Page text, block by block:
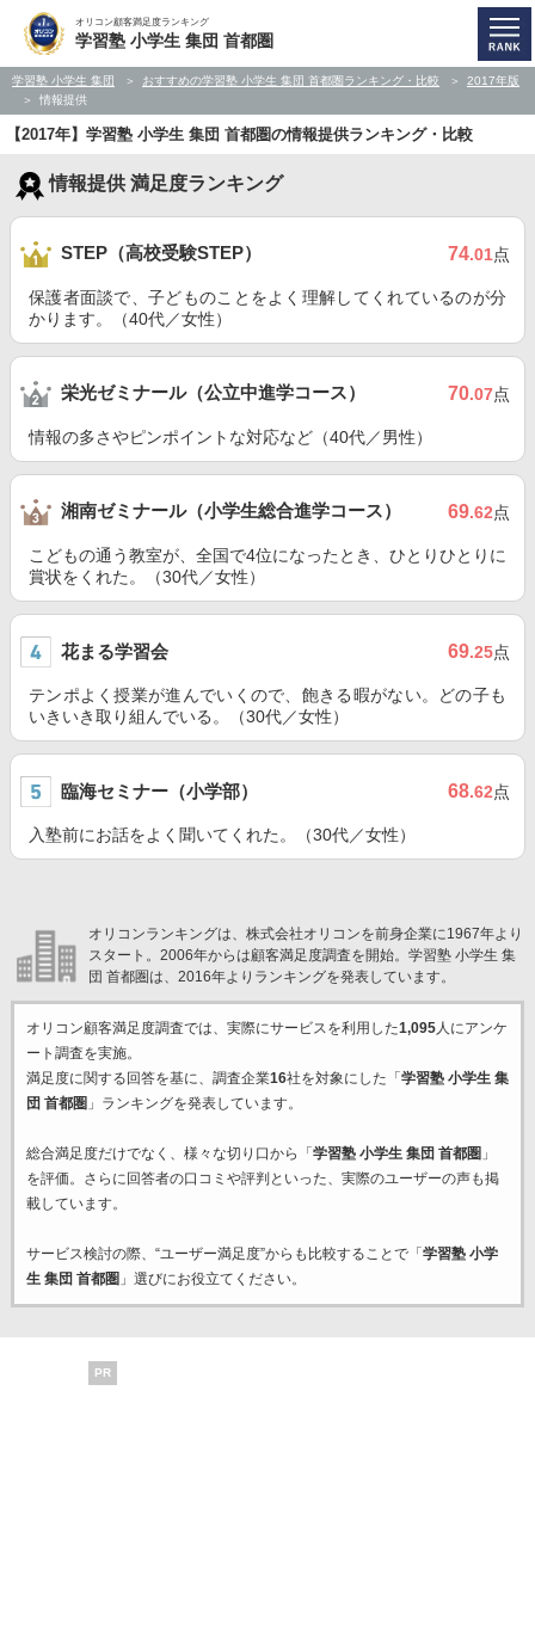
オリコン顧客満足度ランキング
学習塾 小学生 集団 首都圏
学習塾 小学生 集団 おすすめの学習塾 小学生 集団 首都圏ランキング・比較
2017年版
情報提供
【2017年】学習塾 小学生 集団 首都圏の情報提供ランキング・比較
情報提供 満足度ランキング
STEP（高校受験STEP） 74.01点
保護者面談で、子どものことをよく理解してくれているのが分
かります。（40代／女性）
栄光ゼミナール（公立中進学コース） 70.07点
情報の多さやピンポイントな対応など（40代／男性）
湘南ゼミナール（小学生総合進学コース） 69.62点
こどもの通う教室が、全国で4位になったとき、ひとりひとりに
賞状をくれた。（30代／女性）
花まる学習会 69.25点
テンポよく授業が進んでいくので、飽きる暇がない。どの子も
いきいき取り組んでいる。（30代／女性）
臨海セミナー（小学部） 68.62点
入塾前にお話をよく聞いてくれた。（30代／女性）
オリコンランキングは、株式会社オリコンを前身企業に1967年より
スタート。2006年からは顧客満足度調査を開始。学習塾 小学生 集
団 首都圏は、2016年よりランキングを発表しています。
オリコン顧客満足度調査では、実際にサービスを利用した1,095人にアンケ
ート調査を実施。
満足度に関する回答を基に、調査企業16社を対象にした「 学習塾 小学生 集
団 首都圏 」ランキングを発表しています。
総合満足度だけでなく、様々な切り口から「 学習塾 小学生 集団 首都圏 」
を評価。さらに回答者の口コミや評判といった、実際のユーザーの声も掲
載しています。
サービス検討の際、“ユーザー満足度”からも比較することで「 学習塾 小学
生 集団 首都圏 」選びにお役立てください。
PR